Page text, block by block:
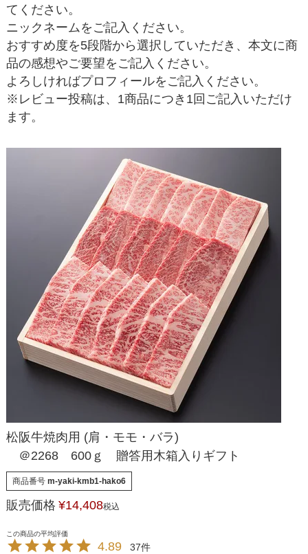
てください。
ニックネームをご記入ください。
おすすめ度を5段階から選択していただき、本文に商
品の感想やご要望をご記入ください。
よろしければプロフィールをご記入ください。
※レビュー投稿は、1商品につき1回ご記入いただけ
ます。
松阪牛焼肉用 (肩・モモ・バラ)
＠2268 600ｇ 贈答用木箱入りギフト
商品番号 m-yaki-kmb1-hako6
販売価格 ¥14,408税込
4.89 37